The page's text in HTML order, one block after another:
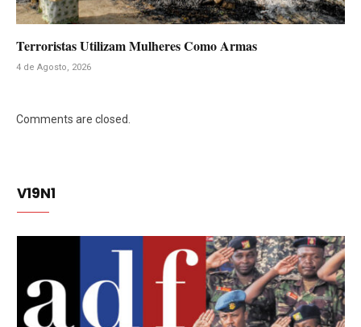
Terroristas Utilizam Mulheres Como Armas
4 de Agosto, 2026
Comments are closed.
V19N1